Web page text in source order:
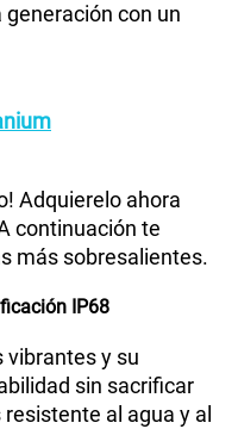
con un
Adquierelo ahora
continuación te
más sobresalientes.
IP68
vibrantes y su
sin sacrificar
al agua y al